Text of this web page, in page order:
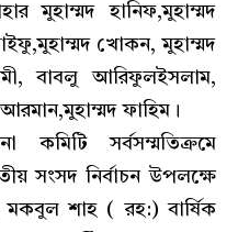
মুহাম্মদ হানিফ,মুহাম্মদ
খোকন, মুহাম্মদ
বাবলু আরিফুলইসলাম,
ফাহিম।
কমিটি সর্বসম্মতিক্রমে
সংসদ নির্বাচন উপলক্ষে
মকবুল শাহ ( রহ:) বার্ষিক